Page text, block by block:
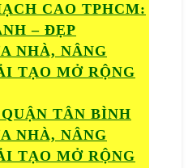
CAO TPHCM:
– ĐẸP
NHÀ, NÂNG
TẠO MỞ RỘNG
TÂN BÌNH
NHÀ, NÂNG
TẠO MỞ RỘNG